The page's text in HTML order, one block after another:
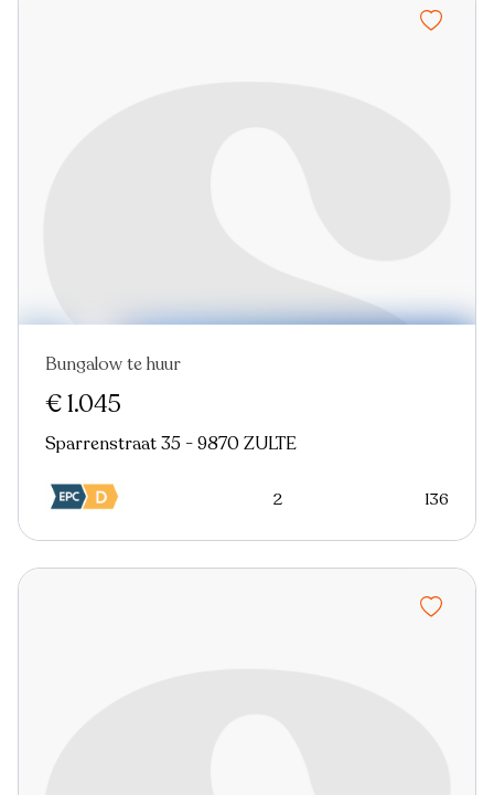
Nieuw
Bungalow te huur
€ 1.045
Sparrenstraat 35 - 9870 ZULTE
2 136